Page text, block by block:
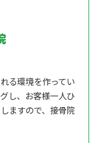
る環境を作ってい
し、お客様一人ひ
ますので、接骨院